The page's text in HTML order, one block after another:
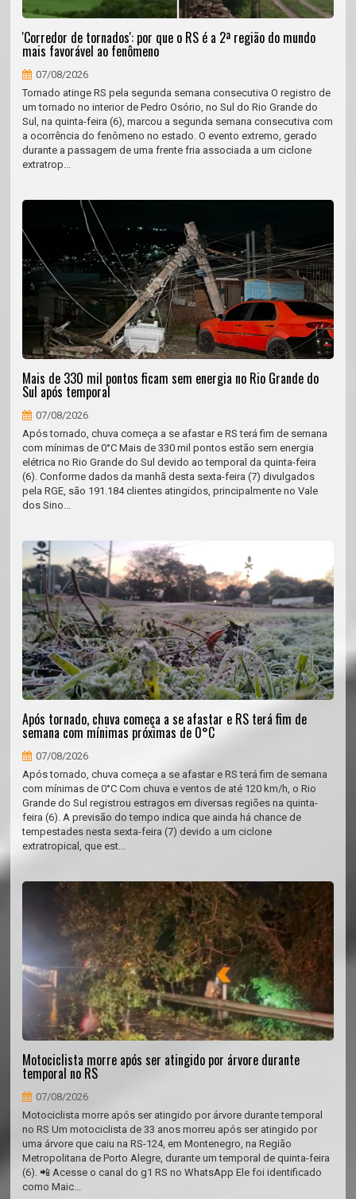
'Corredor de tornados': por que o RS é a 2ª região do mundo
mais favorável ao fenômeno
07/08/2026
Tornado atinge RS pela segunda semana consecutiva O registro de
um tornado no interior de Pedro Osório, no Sul do Rio Grande do
Sul, na quinta-feira (6), marcou a segunda semana consecutiva com
a ocorrência do fenômeno no estado. O evento extremo, gerado
durante a passagem de uma frente fria associada a um ciclone
extratrop...
Mais de 330 mil pontos ficam sem energia no Rio Grande do
Sul após temporal
07/08/2026
Após tornado, chuva começa a se afastar e RS terá fim de semana
com mínimas de 0°C Mais de 330 mil pontos estão sem energia
elétrica no Rio Grande do Sul devido ao temporal da quinta-feira
(6). Conforme dados da manhã desta sexta-feira (7) divulgados
pela RGE, são 191.184 clientes atingidos, principalmente no Vale
dos Sino...
Após tornado, chuva começa a se afastar e RS terá fim de
semana com mínimas próximas de 0°C
07/08/2026
Após tornado, chuva começa a se afastar e RS terá fim de semana
com mínimas de 0°C Com chuva e ventos de até 120 km/h, o Rio
Grande do Sul registrou estragos em diversas regiões na quinta-
feira (6). A previsão do tempo indica que ainda há chance de
tempestades nesta sexta-feira (7) devido a um ciclone
extratropical, que est...
Motociclista morre após ser atingido por árvore durante
temporal no RS
07/08/2026
Motociclista morre após ser atingido por árvore durante temporal
no RS Um motociclista de 33 anos morreu após ser atingido por
uma árvore que caiu na RS-124, em Montenegro, na Região
Metropolitana de Porto Alegre, durante um temporal de quinta-feira
(6). 📲 Acesse o canal do g1 RS no WhatsApp Ele foi identificado
como Maic...